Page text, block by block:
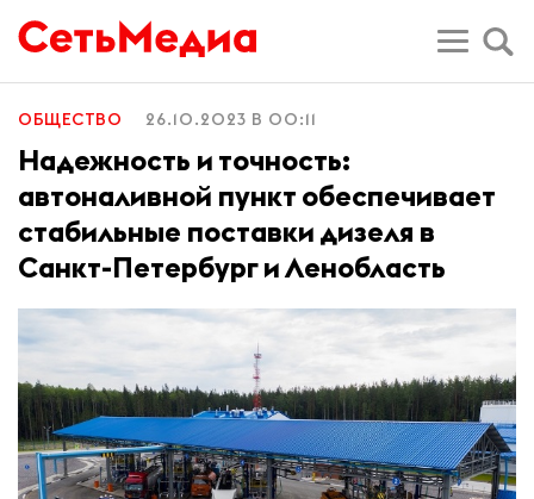
ОБЩЕСТВО 26.10.2023 В 00:11
Надежность и точность:
автоналивной пункт обеспечивает
стабильные поставки дизеля в
Санкт-Петербург и Ленобласть